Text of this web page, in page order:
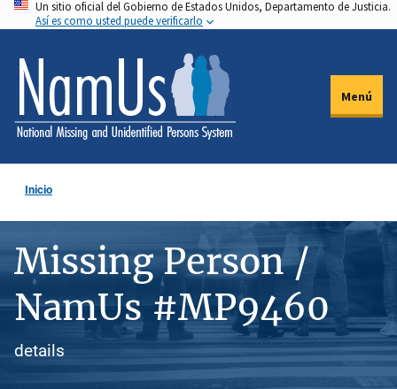
Pasar
al
contenido
principal
Un sitio oficial del Gobierno de Estados Unidos, Departamento de Justicia.
Así es como usted puede verificarlo
Menú
Inicio
Missing Person /
NamUs #MP9460
details